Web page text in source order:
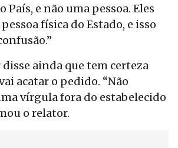
País, e não uma pessoa. Eles
física do Estado, e isso
ainda que tem certeza
acatar o pedido. “Não
vírgula fora do estabelecido
o relator.